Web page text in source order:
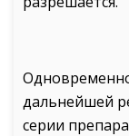
дальнейшей
серии